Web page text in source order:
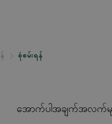
စုံစမ်းရန်
အောက်ပါအချက်အလက်မျာ